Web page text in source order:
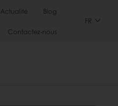
Actualité Blog
Contactez-nous
FR